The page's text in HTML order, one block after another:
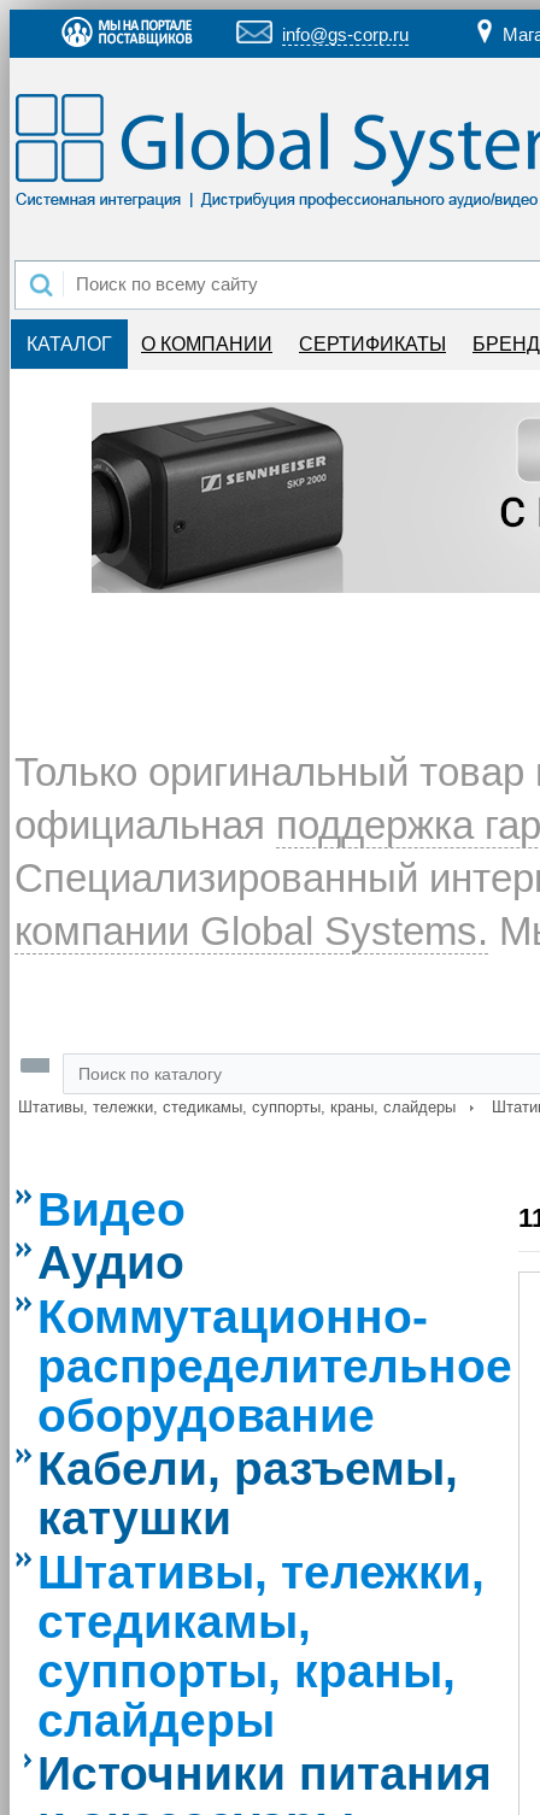
info@gs-corp.ru
КАТАЛОГ О КОМПАНИИ СЕРТИФИКАТЫ
Только оригинальный
официальная поддержка
Специализированный
компании Global Systems.
Штативы, тележки, стедикамы, суппорты, краны, слайдеры
Видео
Аудио
Коммутационно-
распределительное
оборудование
Кабели, разъемы,
катушки
Штативы, тележки,
стедикамы,
суппорты, краны,
слайдеры
Источники питания